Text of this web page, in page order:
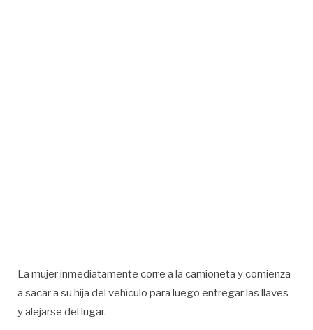
La mujer inmediatamente corre a la camioneta y comienza
a sacar a su hija del vehículo para luego entregar las llaves
y alejarse del lugar.